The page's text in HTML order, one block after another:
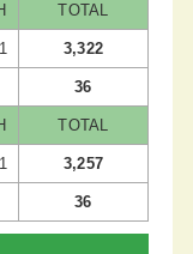
TOTAL
3,322
36
TOTAL
3,257
36